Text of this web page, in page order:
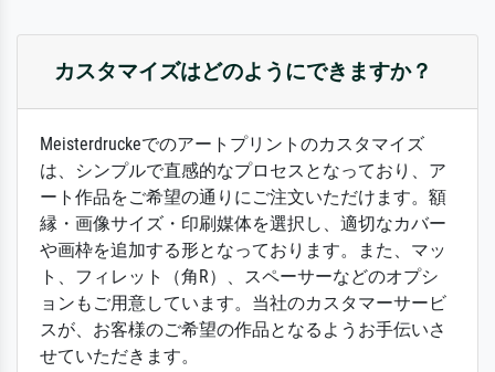
カスタマイズはどのようにできますか？
Meisterdruckeでのアートプリントのカスタマイズ
は、シンプルで直感的なプロセスとなっており、ア
ート作品をご希望の通りにご注文いただけます。額
縁・画像サイズ・印刷媒体を選択し、適切なカバー
や画枠を追加する形となっております。また、マッ
ト、フィレット（角R）、スペーサーなどのオプシ
ョンもご用意しています。当社のカスタマーサービ
スが、お客様のご希望の作品となるようお手伝いさ
せていただきます。